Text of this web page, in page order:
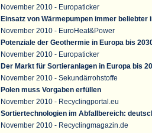
November 2010 - Europaticker
Einsatz von Wärmepumpen immer beliebter
November 2010 - EuroHeat&Power
Potenziale der Geothermie in Europa bis
November 2010 - Europaticker
Der Markt für Sortieranlagen in Europa bis
November 2010 - Sekundärrohstoffe
Polen muss Vorgaben erfüllen
November 2010 - Recyclingportal.eu
Sortiertechnologien im Abfallbereich:
November 2010 - Recyclingmagazin.de